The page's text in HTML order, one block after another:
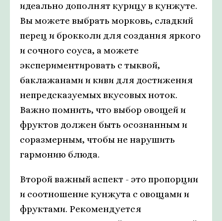
идеально дополнят курицу в кунжуте.
Вы можете выбрать морковь, сладкий
перец и брокколи для создания яркого
и сочного соуса, а можете
экспериментировать с тыквой,
баклажанами и киви для достижения
непредсказуемых вкусовых ноток.
Важно помнить, что выбор овощей и
фруктов должен быть осознанным и
соразмерным, чтобы не нарушить
гармонию блюда.
Второй важный аспект - это пропорции
и соотношение кунжута с овощами и
фруктами. Рекомендуется